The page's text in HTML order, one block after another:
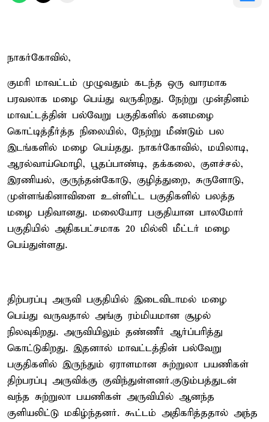
நாகர்கோவில்,
குமரி மாவட்டம் முழுவதும் கடந்த ஒரு வாரமாக
பரவலாக மழை பெய்து வருகிறது. நேற்று முன்தினம்
மாவட்டத்தின் பல்வேறு பகுதிகளில் கனமழை
கொட்டித்தீர்த்த நிலையில், நேற்று மீண்டும் பல
இடங்களில் மழை பெய்தது. நாகர்கோவில், மயிலாடி,
ஆரல்வாய்மொழி, பூதப்பாண்டி, தக்கலை, குளச்சல்,
இரணியல், குருந்தன்கோடு, குழித்துறை, சுருளோடு,
முள்ளங்கினாவிளை உள்ளிட்ட பகுதிகளில் பலத்த
மழை பதிவானது. மலையோர பகுதியான பாலமோர்
பகுதியில் அதிகபட்சமாக 20 மில்லி மீட்டர் மழை
பெய்துள்ளது.
திற்பரப்பு அருவி பகுதியில் இடைவிடாமல் மழை
பெய்து வருவதால் அங்கு ரம்மியமான சூழல்
நிலவுகிறது. அருவியிலும் தண்ணீர் ஆர்ப்பரித்து
கொட்டுகிறது. இதனால் மாவட்டத்தின் பல்வேறு
பகுதிகளில் இருந்தும் ஏராளமான சுற்றுலா பயணிகள்
திற்பரப்பு அருவிக்கு குவிந்துள்ளனர்.குடும்பத்துடன்
வந்த சுற்றுலா பயணிகள் அருவியில் ஆனந்த
குளியலிட்டு மகிழ்ந்தனர். கூட்டம் அதிகரித்ததால் அந்த